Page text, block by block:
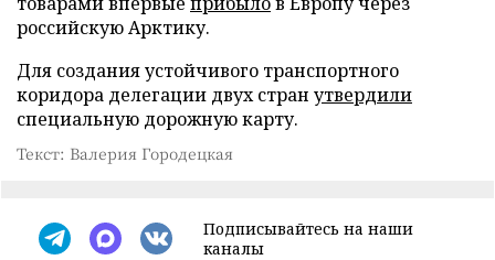
российскую Арктику.
Для создания устойчивого транспортного
коридора делегации двух стран утвердили
специальную дорожную карту.
Текст: Валерия Городецкая
Подписывайтесь на наши
каналы